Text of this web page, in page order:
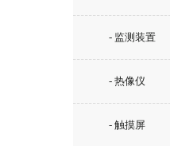
- 监测装置
- 热像仪
- 触摸屏